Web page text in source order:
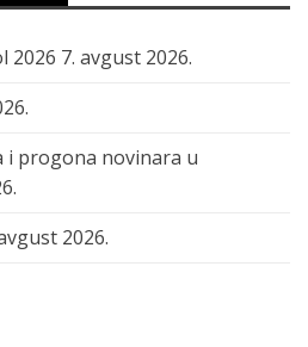
2026 7. avgust 2026.
i progona novinara u
2026.